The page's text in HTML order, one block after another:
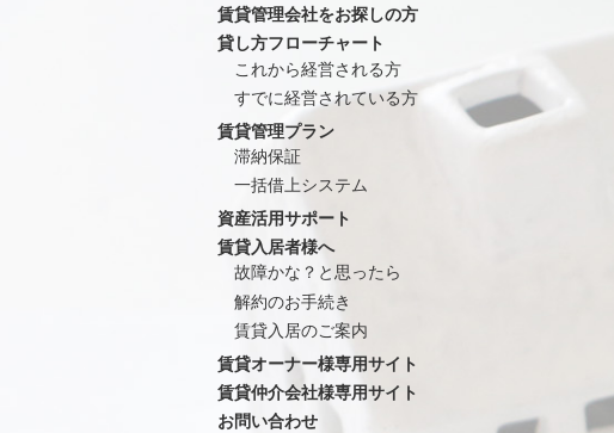
賃貸管理会社をお探しの方
貸し方フローチャート
これから経営される方
すでに経営されている方
賃貸管理プラン
滞納保証
一括借上システム
資産活用サポート
賃貸入居者様へ
故障かな？と思ったら
解約のお手続き
賃貸入居のご案内
賃貸オーナー様専用サイト
賃貸仲介会社様専用サイト
お問い合わせ